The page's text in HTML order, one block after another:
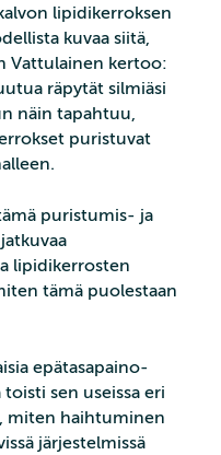
lipidikerroksen
kuvaa siitä,
Vattulainen kertoo:
räpytät silmiäsi
näin tapahtuu,
puristuvat
puristumis- ja
lipidikerrosten
tämä puolestaan
epätasapaino-
sen useissa eri
miten haihtuminen
järjestelmissä